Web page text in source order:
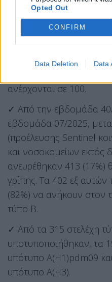
Opted Out
CONFIRM
Data Deletion Data
εργαστηριακά
με νοσηλεία σε ΜΕΘ
εργαστηριακά
εβδομάδα 01/2024 έως
καταγεγραμμένοι
ανέρχονται σε 100.
✓ Από την εβδομάδα
εβδομάδα 07/2025,
(προέλευσης Sentinel
και νοσοκομείων εκτός
ανευρέθηκαν 413 (17%)
γρίπης. Τα 402 εξ
(82%) να ανήκουν στον
τύπο Β.
✓ Από τα 315 στελέχη
υποτυποποιήθηκαν, τα
υπότυπο Α(Η1)pdm09
υπότυπο Α(Η3).